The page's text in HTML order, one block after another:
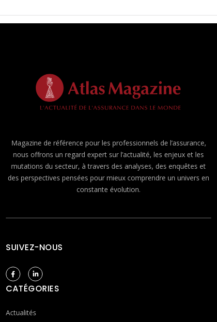
Magazine de référence pour les professionnels de l’assurance,
nous offrons un regard expert sur l’actualité, les enjeux et les
mutations du secteur, à travers des analyses, des enquêtes et
des perspectives pensées pour mieux comprendre un univers en
constante évolution.
SUIVEZ-NOUS
CATÉGORIES
Actualités